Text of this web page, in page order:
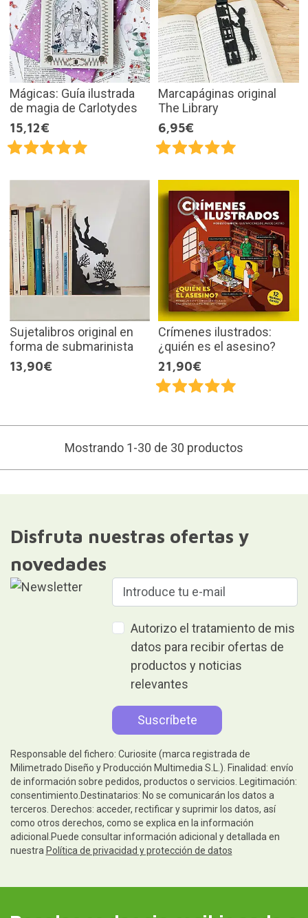
Mágicas: Guía ilustrada
de magia de Carlotydes
15,12€
Marcapáginas original
The Library
6,95€
Sujetalibros original en
forma de submarinista
13,90€
Crímenes ilustrados:
¿quién es el asesino?
21,90€
Mostrando 1-30 de 30 productos
Disfruta nuestras ofertas y
novedades
Autorizo el tratamiento de mis
datos para recibir ofertas de
productos y noticias
relevantes
Responsable del fichero: Curiosite (marca registrada de
Milimetrado Diseño y Producción Multimedia S.L.). Finalidad: envío
de información sobre pedidos, productos o servicios. Legitimación:
consentimiento.Destinatarios: No se comunicarán los datos a
terceros. Derechos: acceder, rectificar y suprimir los datos, así
como otros derechos, como se explica en la información
adicional.Puede consultar información adicional y detallada en
nuestra Política de privacidad y protección de datos